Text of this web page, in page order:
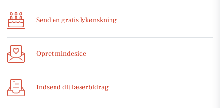
Send en gratis lykønskning
Opret mindeside
Indsend dit læserbidrag